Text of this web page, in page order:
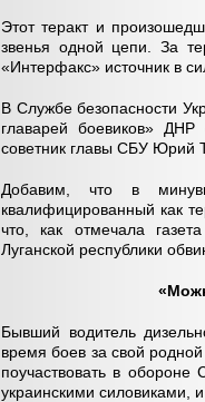
Этот теракт и
звенья одной цепи. За
«Интерфакс» источник в
В Службе безопасности
главарей боевиков»
советник главы СБУ Юрий
Добавим, что в
квалифицированный как
что, как отмечала
Луганской республики
Бывший водитель
время боев за свой
поучаствовать в
украинскими силовиками,